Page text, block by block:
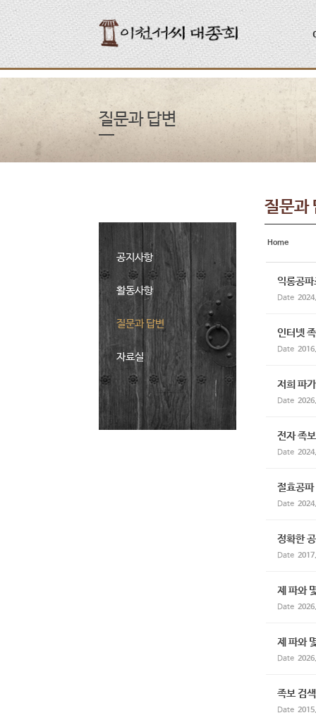
질문과 답변
공지사항
활동사항
질문과 답변
자료실
질문과
Home
익롱공
Date
인터넷
Date
저희 파
Date
전자 족
Date
절효공
Date
정확한
Date
제 파와
Date
제 파와
Date
족보 검색
Date